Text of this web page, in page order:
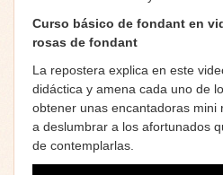
Curso básico de fondant en
rosas de fondant
La repostera explica en este
didáctica y amena cada uno de
obtener unas encantadoras mini
a deslumbrar a los afortunados
de contemplarlas.